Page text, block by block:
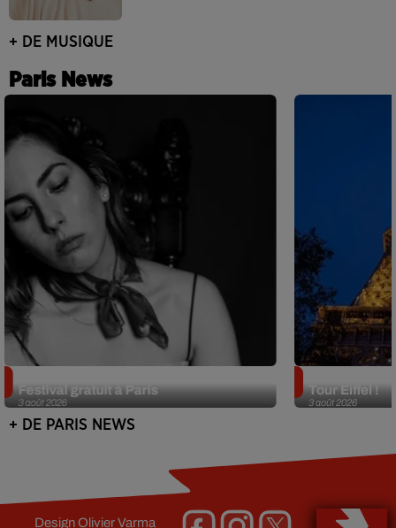
+ DE MUSIQUE
Paris News
3 août 2026
Festival gratuit à Paris
3 août 2026
Tour Eiffel !
+ DE PARIS NEWS
DesignOlivier Varma